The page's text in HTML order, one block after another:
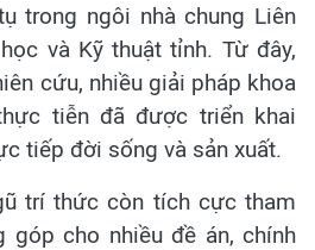
trong ngôi nhà chung Liên
và Kỹ thuật tỉnh. Từ đây,
cứu, nhiều giải pháp khoa
tiễn đã được triển khai
tiếp đời sống và sản xuất.
trí thức còn tích cực tham
góp cho nhiều đề án, chính